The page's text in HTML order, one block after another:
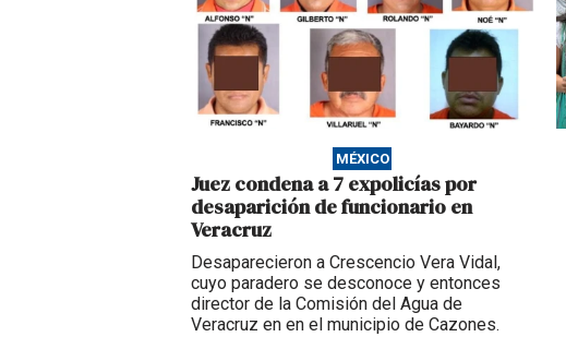
MÉXICO
Juez condena a 7 expolicías por
desaparición de funcionario en
Veracruz
Desaparecieron a Crescencio Vera Vidal,
cuyo paradero se desconoce y entonces
director de la Comisión del Agua de
Veracruz en en el municipio de Cazones.